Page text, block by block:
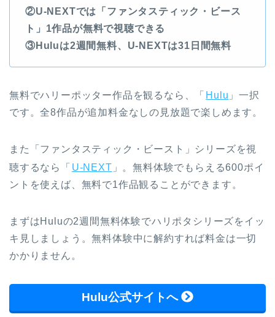
②U-NEXTでは「ファンタスティック・ビース
ト」1作品が無料で視聴できる
③Huluは2週間無料、U-NEXTは31日間無料
無料でハリーポッター作品を観るなら、「 Hulu 」一択
です。全8作品が追加料金なしの見放題で楽しめます。
また「ファンタスティック・ビースト」シリーズを視
聴するなら「 U-NEXT 」。無料体験でもらえる600ポイ
ントを使えば、無料で1作品観ることができます。
まずはHuluの2週間無料体験でハリポタシリーズをイッ
キ見しましょう。無料体験中に解約すれば料金は一切
かかりません。
Hulu公式サイトへ